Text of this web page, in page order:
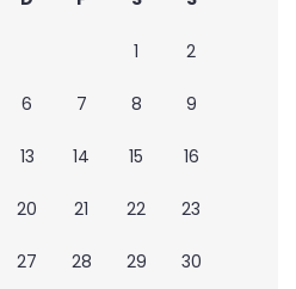
1 2
6 7 8 9
13 14 15 16
20 21 22 23
27 28 29 30